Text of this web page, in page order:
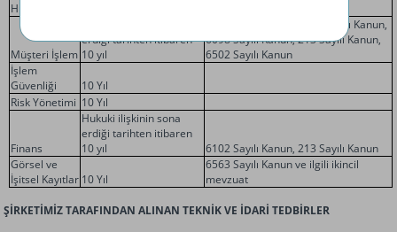
Hukuki İşlem
Müşteri İşlem
erdiği tarihten itibaren
10 yıl
6563 Sayılı Kanun, 6102 Sayılı Kanun,
6098 Sayılı Kanun, 213 Sayılı Kanun,
6502 Sayılı Kanun
İşlem
Güvenliği
10 Yıl
Risk Yönetimi 10 Yıl
Finans
Hukuki ilişkinin sona
erdiği tarihten itibaren
10 yıl
6102 Sayılı Kanun, 213 Sayılı Kanun
Görsel ve
İşitsel Kayıtlar 10 Yıl
6563 Sayılı Kanun ve ilgili ikincil
mevzuat
ŞİRKETİMİZ TARAFINDAN ALINAN TEKNİK VE İDARİ TEDBİRLER